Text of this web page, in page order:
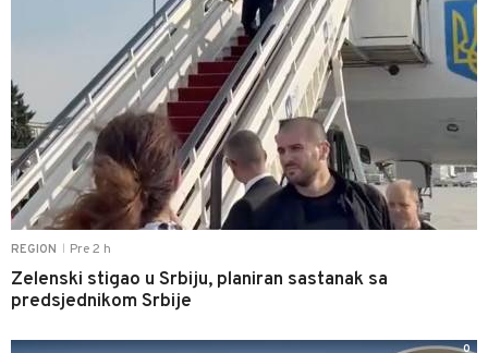
REGION Pre 2 h
Zelenski stigao u Srbiju, planiran sastanak sa
predsjednikom Srbije
0